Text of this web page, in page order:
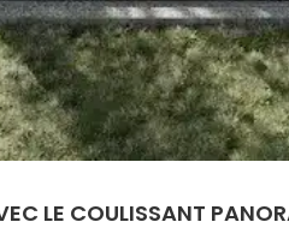
LE COULISSANT